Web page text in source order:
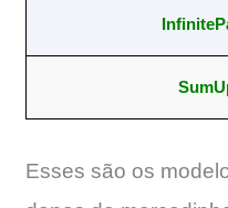
Esses são os